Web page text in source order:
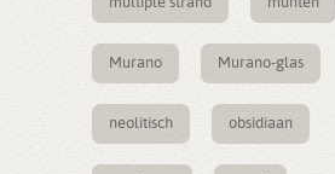
Murano Murano-glas
neolitisch obsidiaan